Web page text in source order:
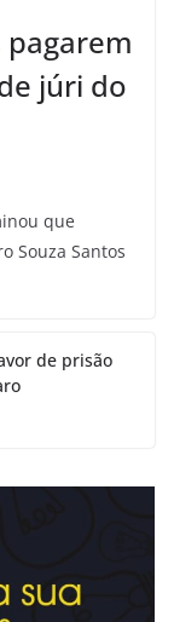
pagarem
júri do
que
Souza Santos
de prisão